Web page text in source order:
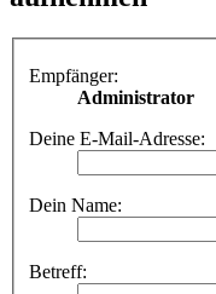
Empfänger:
Administrator
Deine E-Mail-Adresse:
Dein Name:
Betreff: